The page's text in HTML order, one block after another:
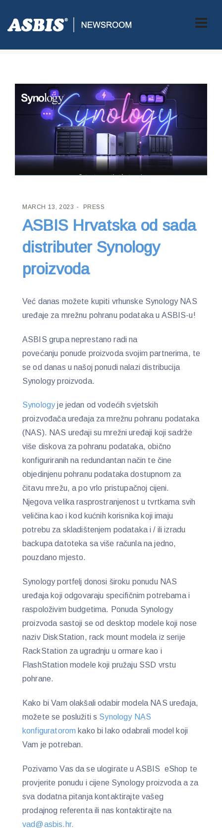
ASBIS CROATIA PRESS> ASBIS HRVATSKA OD SADA
DISTRIBUTER SYNOLOGY PROIZVODA
MARCH 13, 2023 PRESS
ASBIS Hrvatska od sada
distributer Synology
proizvoda
Već danas možete kupiti vrhunske Synology NAS
uređaje za mrežnu pohranu podataka u ASBIS-u!
ASBIS grupa neprestano radi na
povećanju ponude proizvoda svojim partnerima, te
se od danas u našoj ponudi nalazi distribucija
Synology proizvoda.
Synologyje jedan od vodećih svjetskih
proizvođača uređaja za mrežnu pohranu podataka
(NAS). NAS uređaji su mrežni uređaji koji sadrže
više diskova za pohranu podataka, obično
konfiguriranih na redundantan način te čine
objedinjenu pohranu podataka dostupnom za
čitavu mrežu, a po vrlo pristupačnoj cijeni.
Njegova velika rasprostranjenost u tvrtkama svih
veličina kao i kod kućnih korisnika koji imaju
potrebu za skladištenjem podataka i / ili izradu
backupa datoteka sa više računla na jedno,
pouzdano mjesto.
Synology portfelj donosi široku ponudu NAS
uređaja koji odgovaraju specifičnim potrebama i
raspoloživim budgetima. Ponuda Synology
proizvoda sastoji se od desktop modele koji nose
naziv DiskStation, rack mount modela iz serije
RackStation za ugradnju u ormare kao i
FlashStation modele koji pružaju SSD vrstu
pohrane.
Kako bi Vam olakšali odabir modela NAS uređaja,
možete se poslužiti s Synology NAS
konfiguratorom kako bi lako odabrali model koji
Vam je potreban.
Pozivamo Vas da se ulogirate u ASBIS eShop te
provjerite ponudu i cijene Synology proizvoda a za
sva dodatna pitanja kontaktirajte vašeg
prodajnog referenta ili nas kontaktirajte na
vad@asbis.hr.